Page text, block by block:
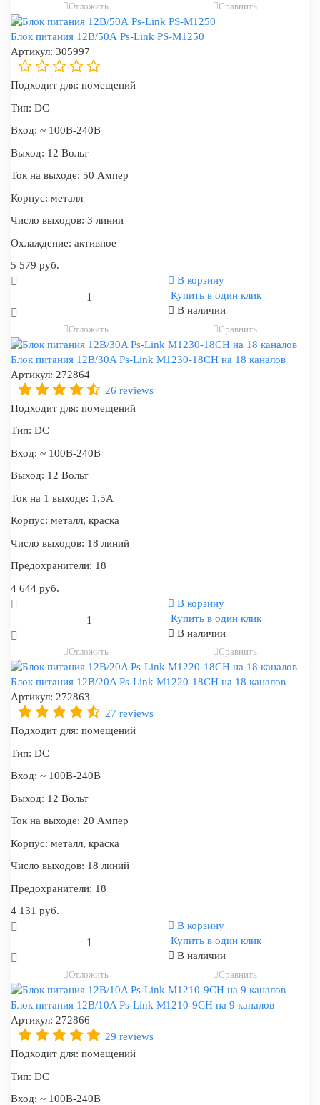
Отложить Сравнить
Блок питания 12В/50А Ps-Link PS-M1250
Артикул: 305997
Подходит для: помещений
Тип: DC
Вход: ~ 100В-240В
Выход: 12 Вольт
Ток на выходе: 50 Ампер
Корпус: металл
Число выходов: 3 линии
Охлаждение: активное
5 579 руб.
В корзину
Купить в один клик
В наличии
Отложить Сравнить
Блок питания 12В/30A Ps-Link M1230-18CH на 18 каналов
Артикул: 272864
26 reviews
Подходит для: помещений
Тип: DC
Вход: ~ 100В-240В
Выход: 12 Вольт
Ток на 1 выходе: 1.5А
Корпус: металл, краска
Число выходов: 18 линий
Предохранители: 18
4 644 руб.
В корзину
Купить в один клик
В наличии
Отложить Сравнить
Блок питания 12В/20A Ps-Link M1220-18CH на 18 каналов
Артикул: 272863
27 reviews
Подходит для: помещений
Тип: DC
Вход: ~ 100В-240В
Выход: 12 Вольт
Ток на выходе: 20 Ампер
Корпус: металл, краска
Число выходов: 18 линий
Предохранители: 18
4 131 руб.
В корзину
Купить в один клик
В наличии
Отложить Сравнить
Блок питания 12В/10A Ps-Link M1210-9CH на 9 каналов
Артикул: 272866
29 reviews
Подходит для: помещений
Тип: DC
Вход: ~ 100В-240В